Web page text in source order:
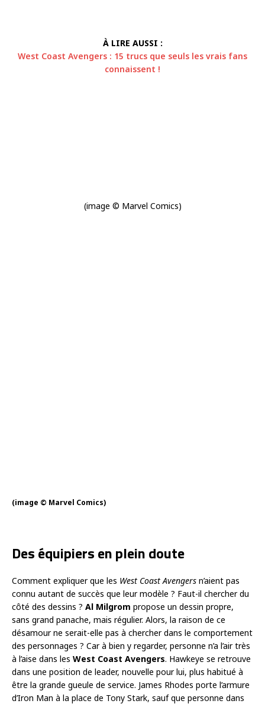
À LIRE AUSSI :
West Coast Avengers : 15 trucs que seuls les vrais fans
connaissent !
(image © Marvel Comics)
(image © Marvel Comics)
Des équipiers en plein doute
Comment expliquer que les West Coast Avengers n’aient pas
connu autant de succès que leur modèle ? Faut-il chercher du
côté des dessins ? Al Milgrom propose un dessin propre,
sans grand panache, mais régulier. Alors, la raison de ce
désamour ne serait-elle pas à chercher dans le comportement
des personnages ? Car à bien y regarder, personne n’a l’air très
à l’aise dans les West Coast Avengers. Hawkeye se retrouve
dans une position de leader, nouvelle pour lui, plus habitué à
être la grande gueule de service. James Rhodes porte l’armure
d’Iron Man à la place de Tony Stark, sauf que personne dans